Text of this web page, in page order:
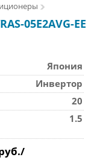
05E2AVG-EE
Япония
Инвертор
20
1.5